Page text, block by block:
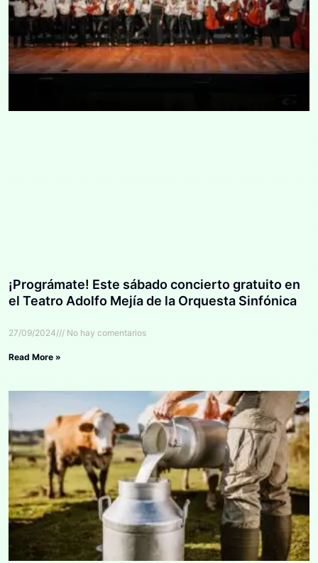
¡Prográmate! Este sábado concierto gratuito en
el Teatro Adolfo Mejía de la Orquesta Sinfónica
27/09/2024 No hay comentarios
Read More »